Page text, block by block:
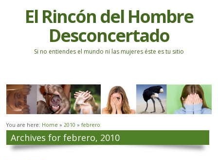
El Rincón del Hombre
Desconcertado
Si no entiendes el mundo ni las mujeres éste es tu sitio
You are here: Home » 2010 »febrero
Archives for febrero, 2010